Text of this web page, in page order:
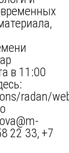
в 11:00
radan/
22 33, +7